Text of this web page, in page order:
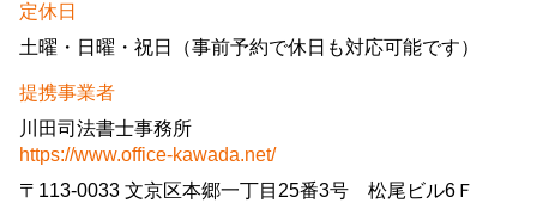
定休日
土曜・日曜・祝日（事前予約で休日も対応可能です）
提携事業者
川田司法書士事務所
https://www.office-kawada.net/
〒113-0033 文京区本郷一丁目25番3号 松尾ビル6Ｆ